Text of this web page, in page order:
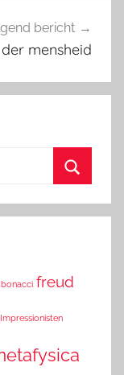
bericht
mensheid
freud
Impressionisten